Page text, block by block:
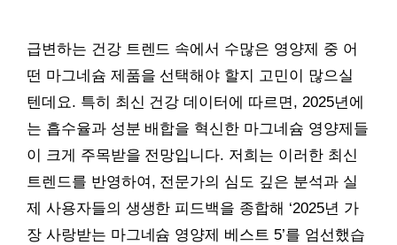
급변하는 건강 트렌드 속에서 수많은 영양제 중 어
떤 마그네슘 제품을 선택해야 할지 고민이 많으실
텐데요. 특히 최신 건강 데이터에 따르면, 2025년에
는 흡수율과 성분 배합을 혁신한 마그네슘 영양제들
이 크게 주목받을 전망입니다. 저희는 이러한 최신
트렌드를 반영하여, 전문가의 심도 깊은 분석과 실
제 사용자들의 생생한 피드백을 종합해 ‘2025년 가
장 사랑받는 마그네슘 영양제 베스트 5’를 엄선했습